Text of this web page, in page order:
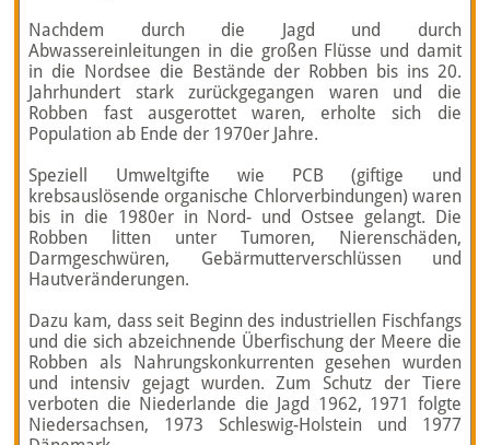
Nachdem durch die Jagd und durch
Abwassereinleitungen in die großen Flüsse und damit
in die Nordsee die Bestände der Robben bis ins 20.
Jahrhundert stark zurückgegangen waren und die
Robben fast ausgerottet waren, erholte sich die
Population ab Ende der 1970er Jahre.
Speziell Umweltgifte wie PCB (giftige und
krebsauslösende organische Chlorverbindungen) waren
bis in die 1980er in Nord- und Ostsee gelangt. Die
Robben litten unter Tumoren, Nierenschäden,
Darmgeschwüren, Gebärmutterverschlüssen und
Hautveränderungen.
Dazu kam, dass seit Beginn des industriellen Fischfangs
und die sich abzeichnende Überfischung der Meere die
Robben als Nahrungskonkurrenten gesehen wurden
und intensiv gejagt wurden. Zum Schutz der Tiere
verboten die Niederlande die Jagd 1962, 1971 folgte
Niedersachsen, 1973 Schleswig-Holstein und 1977